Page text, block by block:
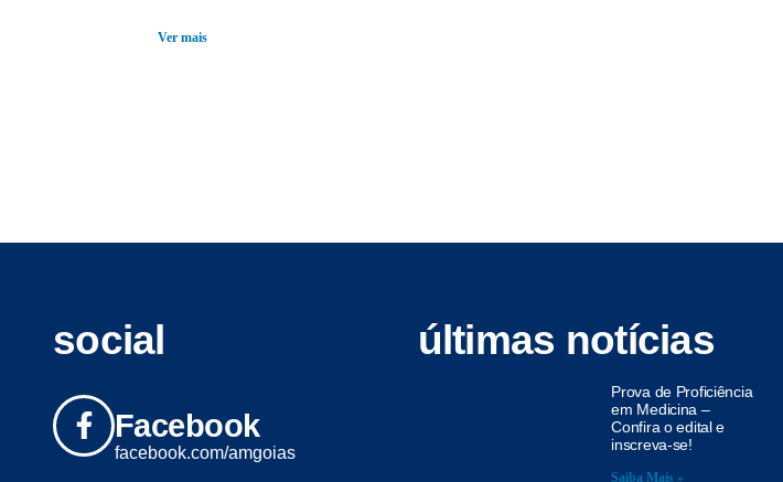
Ver mais
social
Facebook
facebook.com/amgoias
últimas notícias
Prova de Proficiência
em Medicina –
Confira o edital e
inscreva-se!
Saiba Mais »